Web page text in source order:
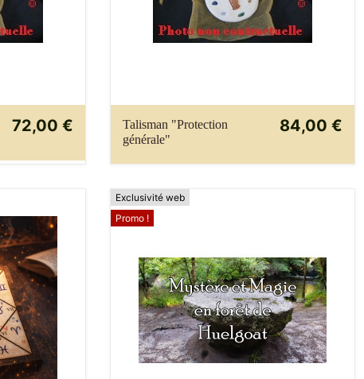
72,00 €
Talisman "Protection
générale"
84,00 €
Exclusivité web
Promo !